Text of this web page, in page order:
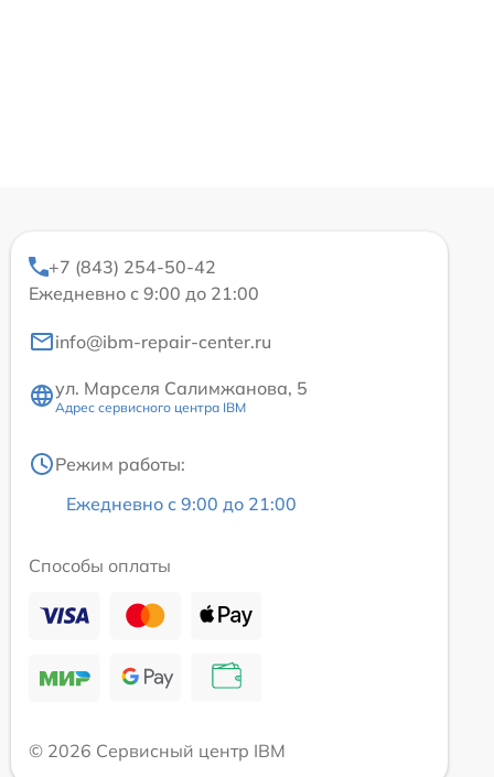
+7 (843) 254-50-42
Ежедневно с 9:00 до 21:00
info@ibm-repair-center.ru
ул. Марселя Салимжанова, 5
Адрес сервисного центра IBM
Режим работы:
Ежедневно с 9:00 до 21:00
Способы оплаты
© 2026 Сервисный центр IBM